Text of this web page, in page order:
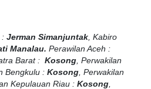
: Jerman Simanjuntak, Kabiro
Manalau. Perawilan Aceh :
Barat : Kosong, Perwakilan
Bengkulu : Kosong, Perwakilan
Kepulauan Riau : Kosong,